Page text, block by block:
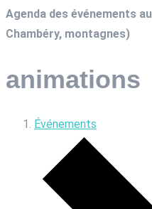
Agenda des événements
Chambéry, montagnes)
animations
Événements